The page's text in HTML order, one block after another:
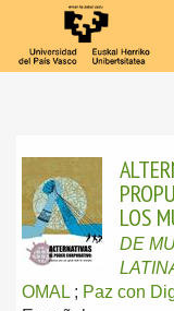
LOS
DE
OMAL ; Paz con